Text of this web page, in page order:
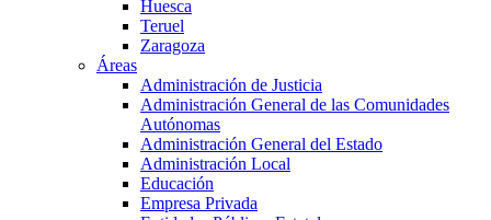
Huesca
Teruel
Zaragoza
Áreas
Administración de Justicia
Administración General de las Comunidades
Autónomas
Administración General del Estado
Administración Local
Educación
Empresa Privada